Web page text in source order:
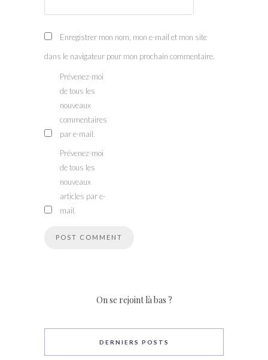
Enregistrer mon nom, mon e-mail et mon site
dans le navigateur pour mon prochain commentaire.
Prévenez-moi
de tous les
nouveaux
commentaires
par e-mail.
Prévenez-moi
de tous les
nouveaux
articles par e-
mail.
On se rejoint là bas ?
DERNIERS POSTS